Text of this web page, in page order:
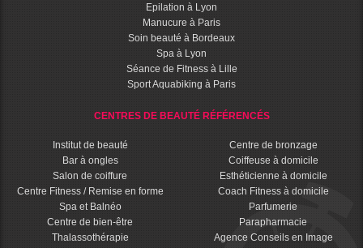
Epilation à Lyon
Manucure à Paris
Soin beauté à Bordeaux
Spa à Lyon
Séance de Fitness à Lille
Sport Aquabiking à Paris
CENTRES DE BEAUTÉ RÉFÉRENCÉS
Institut de beauté
Bar à ongles
Salon de coiffure
Centre Fitness / Remise en forme
Spa et Balnéo
Centre de bien-être
Thalassothérapie
Centre de bronzage
Coiffeuse à domicile
Esthéticienne à domicile
Coach Fitness à domicile
Parfumerie
Parapharmacie
Agence Conseils en Image